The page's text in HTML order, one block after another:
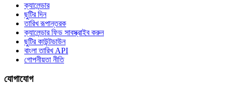
ক্যালেন্ডার
ছুটির দিন
তারিখ রূপান্তরক
ক্যালেন্ডার ফিড সাবস্ক্রাইব করুন
ছুটির কাউন্টডাউন
বাংলা তারিখ API
গোপনীয়তা নীতি
যোগাযোগ